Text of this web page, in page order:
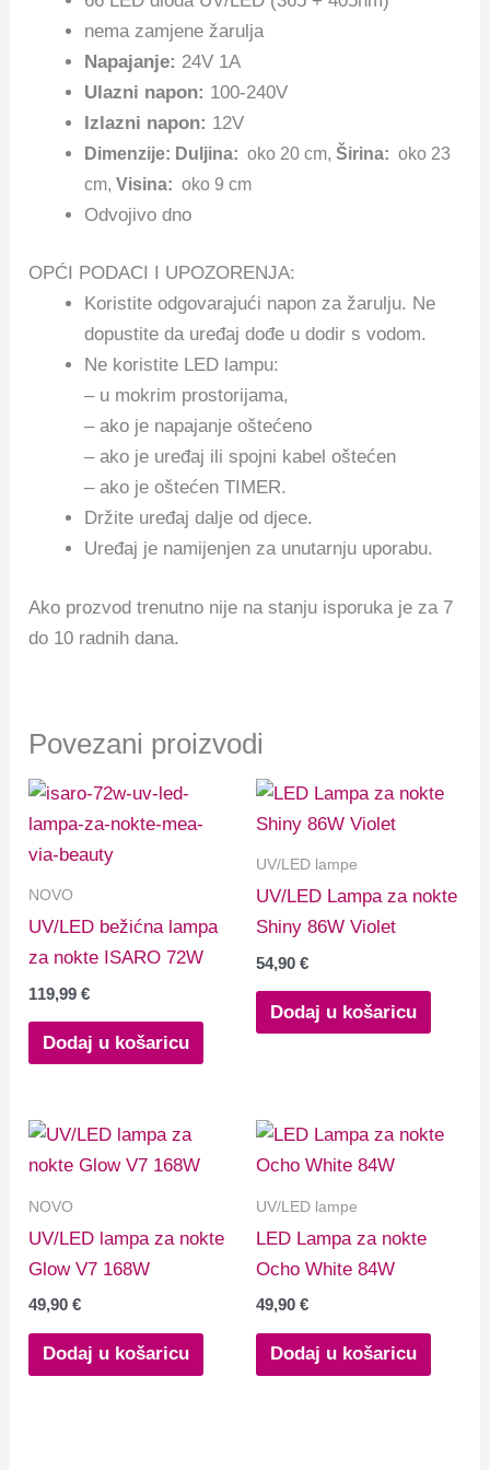
nema zamjene žarulja
Napajanje: 24V 1A
Ulazni napon: 100-240V
Izlazni napon: 12V
Dimenzije: Duljina: oko 20 cm,Širina: oko 23
cm,Visina: oko 9 cm
Odvojivo dno
OPĆI PODACI I UPOZORENJA:
Koristite odgovarajući napon za žarulju. Ne
dopustite da uređaj dođe u dodir s vodom.
Ne koristite LED lampu:
– u mokrim prostorijama,
– ako je napajanje oštećeno
– ako je uređaj ili spojni kabel oštećen
– ako je oštećen TIMER.
Držite uređaj dalje od djece.
Uređaj je namijenjen za unutarnju uporabu.
Ako prozvod trenutno nije na stanju isporuka je za 7
do 10 radnih dana.
Povezani proizvodi
NOVO
UV/LED bežićna lampa
za nokte ISARO 72W
119,99€
Dodaj u košaricu
UV/LED lampe
UV/LED Lampa za nokte
Shiny 86W Violet
54,90 €
Dodaj u košaricu
NOVO
UV/LED lampa za nokte
Glow V7 168W
49,90€
Dodaj u košaricu
UV/LED lampe
LED Lampa za nokte
Ocho White 84W
49,90 €
Dodaj u košaricu